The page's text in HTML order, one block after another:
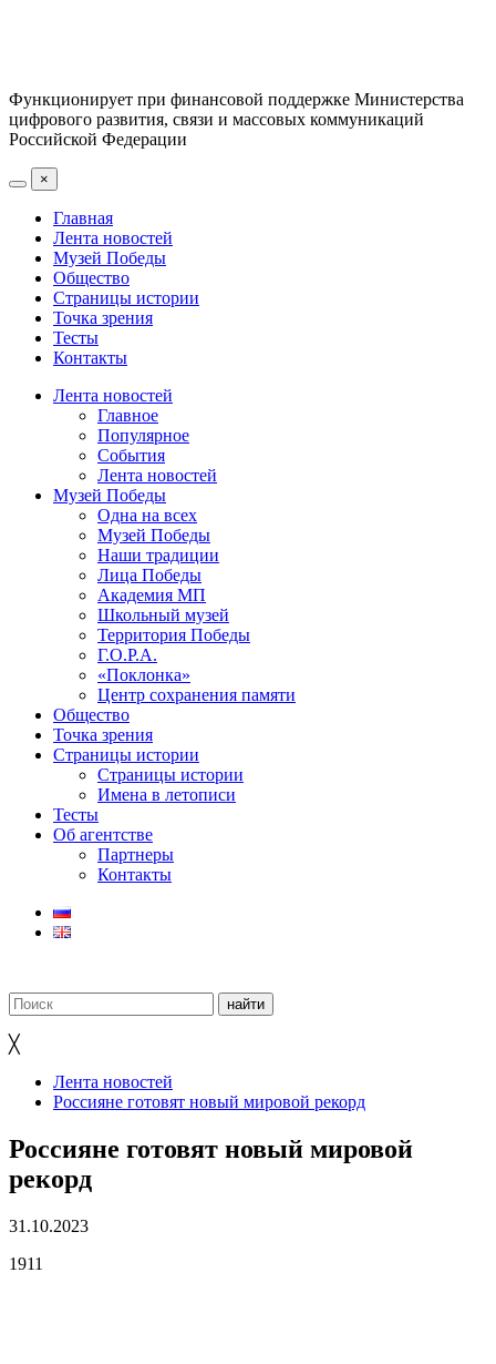
Функционирует при финансовой поддержке Министерства
цифрового развития, связи и массовых коммуникаций
Российской Федерации
×
Главная
Лента новостей
Музей Победы
Общество
Страницы истории
Точка зрения
Тесты
Контакты
Лента новостей
Главное
Популярное
События
Лента новостей
Музей Победы
Одна на всех
Музей Победы
Наши традиции
Лица Победы
Академия МП
Школьный музей
Территория Победы
Г.О.Р.А.
«Поклонка»
Центр сохранения памяти
Общество
Точка зрения
Страницы истории
Страницы истории
Имена в летописи
Тесты
Об агентстве
Партнеры
Контакты
╳
Лента новостей
Россияне готовят новый мировой рекорд
Россияне готовят новый мировой
рекорд
31.10.2023
1911